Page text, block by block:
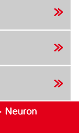
Neuron